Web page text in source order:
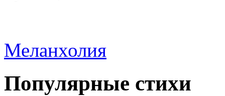
Меланхолия
Популярные стихи